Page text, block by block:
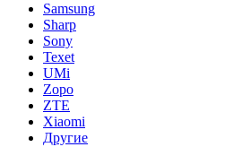
Samsung
Sharp
Sony
Texet
UMi
Zopo
ZTE
Xiaomi
Другие